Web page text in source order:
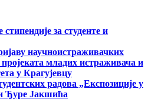
за студенте и
научноистраживачких
младих истраживача и
у Крагујевцу
радова „Експозиције у
Ђуре Јакшића